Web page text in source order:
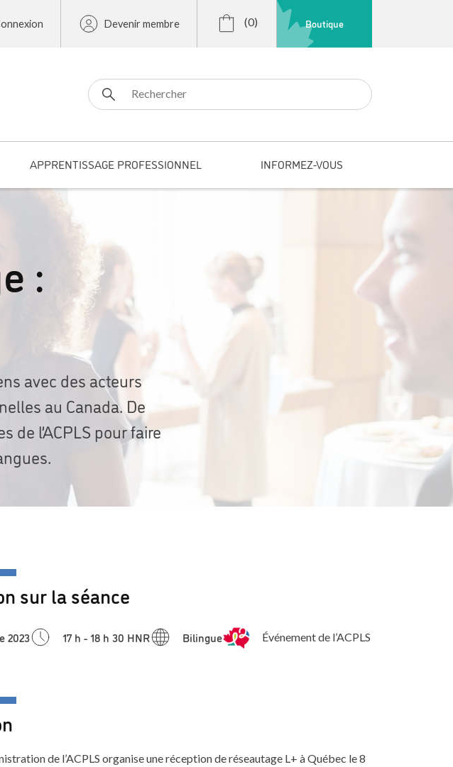
Devenir membre (0) Boutique
Search for:
APPRENTISSAGE PROFESSIONNEL INFORMEZ-VOUS
:
avec des acteurs
au Canada. De
l’ACPLS pour faire
sur la séance
2023 17 h - 18 h 30 HNR Bilingue Événement de l’ACPLS
de l’ACPLS organise une réception de réseautage L+ à Québec le 8